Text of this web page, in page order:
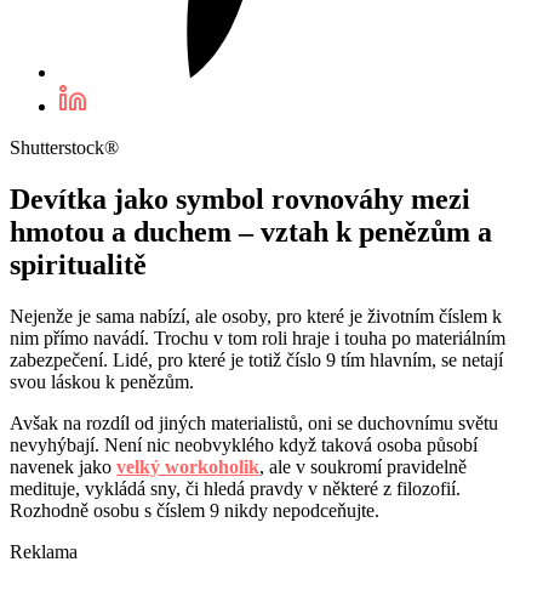
Shutterstock®
Devítka jako symbol rovnováhy mezi
hmotou a duchem – vztah k penězům a
spiritualitě
Nejenže je sama nabízí, ale osoby, pro které je životním číslem k
nim přímo navádí. Trochu v tom roli hraje i touha po materiálním
zabezpečení. Lidé, pro které je totiž číslo 9 tím hlavním, se netají
svou láskou k penězům.
Avšak na rozdíl od jiných materialistů, oni se duchovnímu světu
nevyhýbají. Není nic neobvyklého když taková osoba působí
navenek jako velký workoholik, ale v soukromí pravidelně
medituje, vykládá sny, či hledá pravdy v některé z filozofií.
Rozhodně osobu s číslem 9 nikdy nepodceňujte.
Reklama